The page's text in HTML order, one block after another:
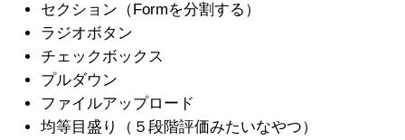
セクション（Formを分割する）
ラジオボタン
チェックボックス
プルダウン
ファイルアップロード
均等目盛り（５段階評価みたいなやつ）